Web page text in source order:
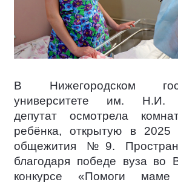
В Нижегородском
университете им. Н.И.
депутат осмотрела
ребёнка, открытую в 2025
общежития №9.
благодаря победе вуза во
конкурсе «Помоги